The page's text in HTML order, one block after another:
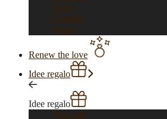
Spille
Gemelli
Penne
Renew the love
Idee regalo
Idee regalo
Vedi tutti